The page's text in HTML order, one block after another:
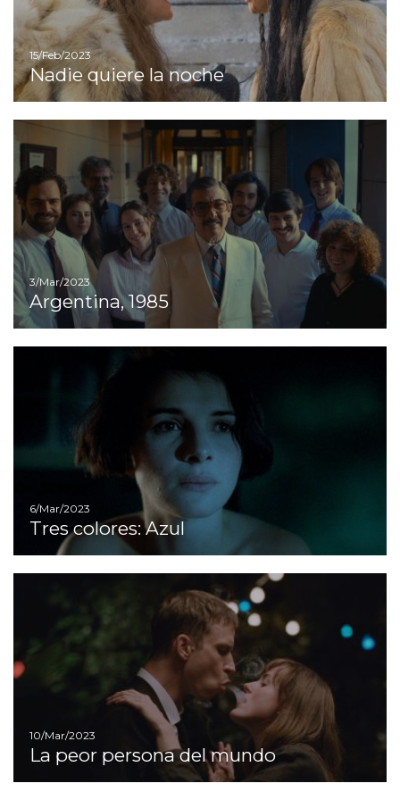
15/Feb/2023
Nadie quiere la noche
3/Mar/2023
Argentina, 1985
6/Mar/2023
Tres colores: Azul
10/Mar/2023
La peor persona del mundo